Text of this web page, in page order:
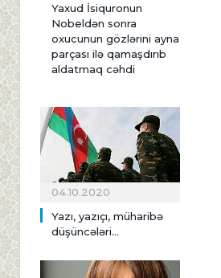
Yaxud İsiquronun
Nobeldən sonra
oxucunun gözlərini ayna
parçası ilə qamaşdırıb
aldatmaq cəhdi
04.10.2020
Yazı, yazıçı, müharibə
düşüncələri...